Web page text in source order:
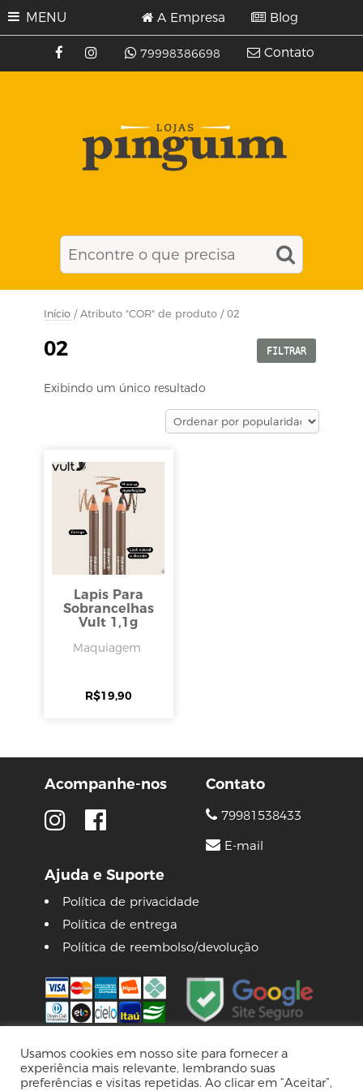
MENU
79998386698
A Empresa Blog
Contato
Início / Atributo "COR" de produto / 02
02 FILTRAR
Exibindo um único resultado
Lapis Para
Sobrancelhas
Vult 1,1g
Maquiagem
R$19,90
Acompanhe-nos
Ajuda e Suporte
Política de privacidade
Política de entrega
Política de reembolso/devolução
Contato
79981538433
E-mail
© 2026 Lojas Pinguim
Usamos cookies em nosso site para fornecer a
experiência mais relevante, lembrando suas
preferências e visitas repetidas. Ao clicar em “Aceitar”,